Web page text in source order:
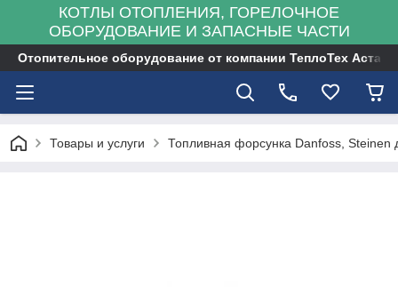
КОТЛЫ ОТОПЛЕНИЯ, ГОРЕЛОЧНОЕ
ОБОРУДОВАНИЕ И ЗАПАСНЫЕ ЧАСТИ
Отопительное оборудование от компании ТеплоТех Астана
Товары и услуги Топливная форсунка Danfoss, Steinen